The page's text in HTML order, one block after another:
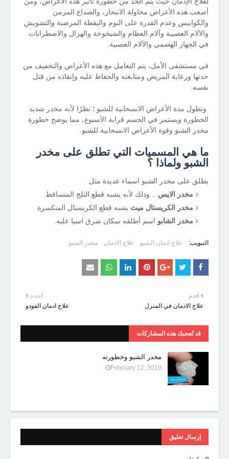
أصعب هذه الأعراض محاولة الانتحار، والصداع المزمن
والكوابيس وعدم القدرة على النوم واليقظة المرضية والتشويش
والآلام العصبية وآلام العظام والشيخوخة والهزال والاضطرابات
في الجهاز الهضمي والآلام العصبية.
في مستشفى الأمل، يتم التعامل مع هذه الأعراض والتخفيف من
حدتها ورعاية المريض ومتابعته والحفاظ عليه وإنقاذه من قتل
نفسه.
وتطول مدة الأعراض الانسحابية للشبو ؛ نظرًا لأنه مخدر شديد
الخطورة ويستمر في الجسم قرابة الأسبوع، مما يوضح خطورة
مخدر الشبو وقوة الأعراض الانسحابية للشبو.
ما هي المسميات التي تطلق على مخدر
الشبو ولماذا ؟
يطلق على مخدر الشبو اسماء عديدة مثل
مخدر الايس .. وذلك لأنه يشبه قطع الثلج المتساقط
مخدر الكريستال ميث يشبه قطع الكريستال المتكسرة
مخدر الشابو اسم أطلقه سكان شرق اسيا عليه.
التبويب: علاج ادمان الشبو علاج الادمان مخدر الشبو
أحدث
علاج ادمان الفودو
أقدم
علاج الادمان في المنزل
قد تُعجبك هذه المشاركات
مخدر الشبو وخطورته
February 12, 2019
إرسال تعليق